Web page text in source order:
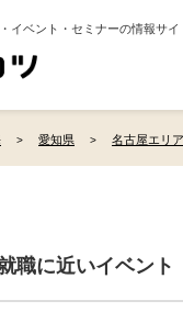
イベント・セミナーの情報サイ
愛知県 名古屋エリア
職に近いイベント